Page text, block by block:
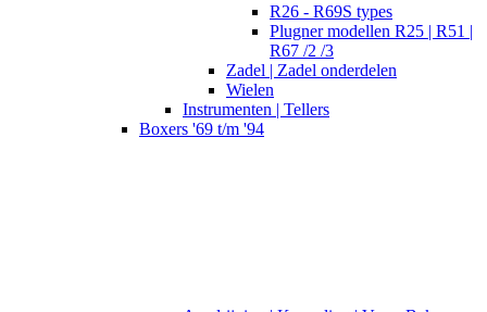
R26 - R69S types
Plugner modellen R25 | R51 |
R67 /2 /3
Zadel | Zadel onderdelen
Wielen
Instrumenten | Tellers
Boxers '69 t/m '94